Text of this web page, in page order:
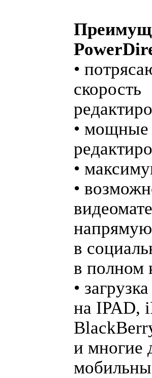
•
скорость
• мощные
•
•
напрямую
в
в полном
•
на IPAD,
и многие